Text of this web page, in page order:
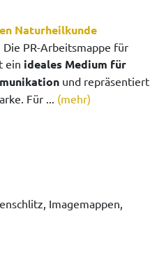
Naturheilkunde
Die PR-Arbeitsmappe für
ein ideales Medium für
und repräsentiert
Für ... (mehr)
Imagemappen,